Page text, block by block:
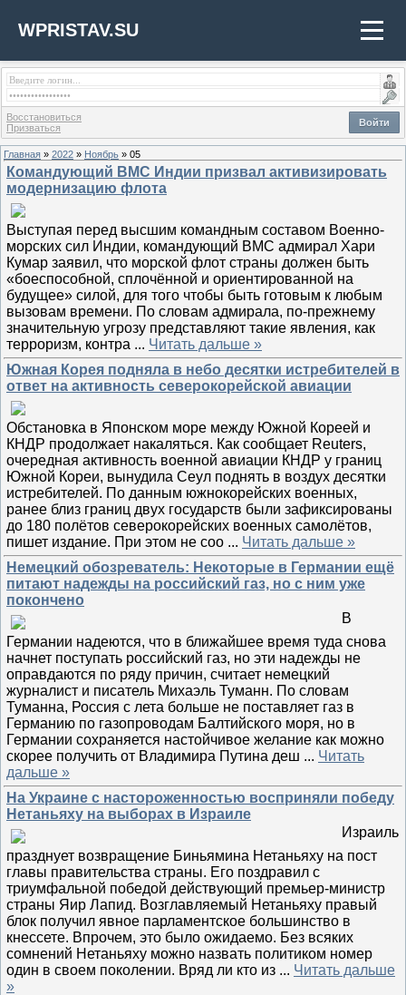
WPRISTAV.SU
Войти
Восстановиться
Призваться
Главная » 2022 » Ноябрь » 05
Командующий ВМС Индии призвал активизировать
модернизацию флота
Выступая перед высшим командным составом Военно-
морских сил Индии, командующий ВМС адмирал Хари
Кумар заявил, что морской флот страны должен быть
«боеспособной, сплочённой и ориентированной на
будущее» силой, для того чтобы быть готовым к любым
вызовам времени. По словам адмирала, по-прежнему
значительную угрозу представляют такие явления, как
терроризм, контра ... Читать дальше »
Южная Корея подняла в небо десятки истребителей в
ответ на активность северокорейской авиации
Обстановка в Японском море между Южной Кореей и
КНДР продолжает накаляться. Как сообщает Reuters,
очередная активность военной авиации КНДР у границ
Южной Кореи, вынудила Сеул поднять в воздух десятки
истребителей. По данным южнокорейских военных,
ранее близ границ двух государств были зафиксированы
до 180 полётов северокорейских военных самолётов,
пишет издание. При этом не соо ... Читать дальше »
Немецкий обозреватель: Некоторые в Германии ещё
питают надежды на российский газ, но с ним уже
покончено
В
Германии надеются, что в ближайшее время туда снова
начнет поступать российский газ, но эти надежды не
оправдаются по ряду причин, считает немецкий
журналист и писатель Михаэль Туманн. По словам
Туманна, Россия с лета больше не поставляет газ в
Германию по газопроводам Балтийского моря, но в
Германии сохраняется настойчивое желание как можно
скорее получить от Владимира Путина деш ... Читать
дальше »
На Украине с настороженностью восприняли победу
Нетаньяху на выборах в Израиле
Израиль
празднует возвращение Биньямина Нетаньяху на пост
главы правительства страны. Его поздравил с
триумфальной победой действующий премьер-министр
страны Яир Лапид. Возглавляемый Нетаньяху правый
блок получил явное парламентское большинство в
кнессете. Впрочем, это было ожидаемо. Без всяких
сомнений Нетаньяху можно назвать политиком номер
один в своем поколении. Вряд ли кто из ... Читать дальше
»